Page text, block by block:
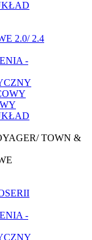
2.0/ 2.4
-
TOWN &
-